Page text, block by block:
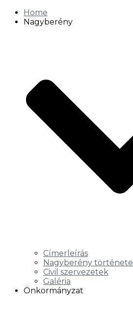
Home
Nagyberény
Címerleírás
Nagyberény története
Civil szervezetek
Galéria
Önkormányzat